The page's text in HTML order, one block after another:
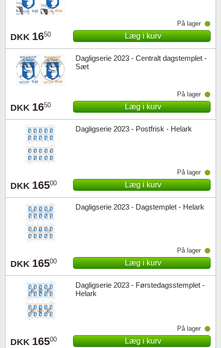
DKK 1650
På lager
Læg i kurv
Dagligserie 2023 - Centralt dagstemplet -
Sæt
DKK 1650
På lager
Læg i kurv
Dagligserie 2023 - Postfrisk - Helark
DKK 16500
På lager
Læg i kurv
Dagligserie 2023 - Dagstemplet - Helark
DKK 16500
På lager
Læg i kurv
Dagligserie 2023 - Førstedagsstemplet -
Helark
DKK 16500
På lager
Læg i kurv